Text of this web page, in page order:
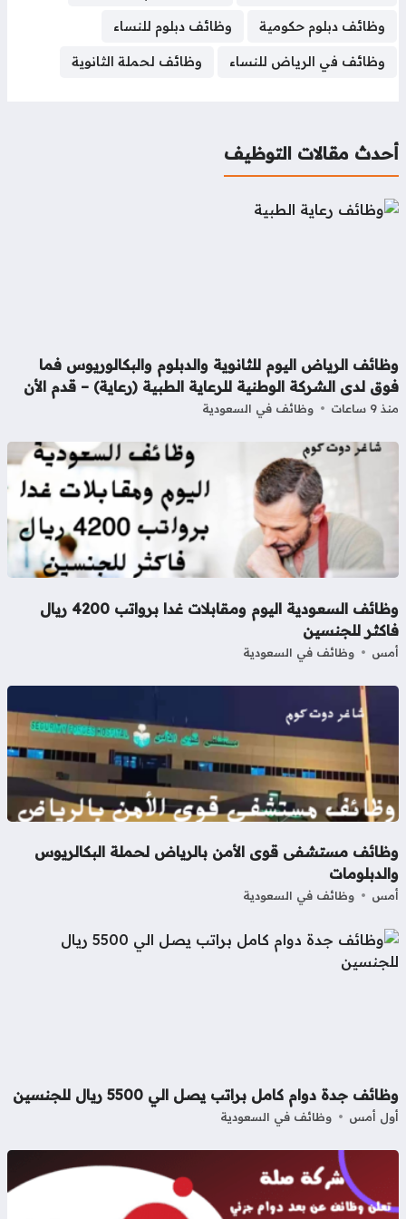
وظائف دبلوم حكومية وظائف دبلوم للنساء
وظائف في الرياض للنساء وظائف لحملة الثانوية
مقالات التوظيف
الرياض اليوم للثانوية والدبلوم والبكالوريوس فما
لدى الشركة الوطنية للرعاية الطبية (رعاية) – قدم الأن
ساعات وظائف في السعودية
وظائف السعودية اليوم ومقابلات غدا برواتب 4200 ريال
للجنسين
وظائف في السعودية
مستشفى قوى الأمن بالرياض لحملة البكالريوس
وظائف في السعودية
جدة دوام كامل براتب يصل الي 5500 ريال للجنسين
أمس وظائف في السعودية